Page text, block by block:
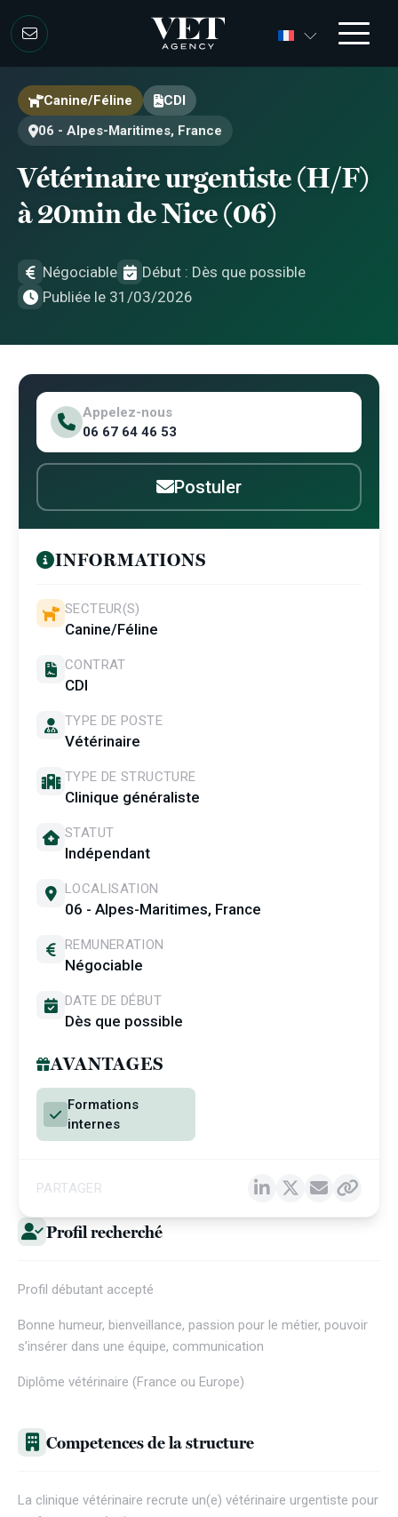
Canine/Féline
CDI
06 - Alpes-Maritimes, France
Vétérinaire urgentiste (H/F)
à 20min de Nice (06)
Négociable
Début : Dès que possible
Publiée le 31/03/2026
Profil recherché
Profil débutant accepté
Bonne humeur, bienveillance, passion pour le métier, pouvoir
s’insérer dans une équipe, communication
Diplôme vétérinaire (France ou Europe)
Competences de la structure
La clinique vétérinaire recrute un(e) vétérinaire urgentiste pour
Appelez-nous
06 67 64 46 53
Postuler
INFORMATIONS
SECTEUR(S)
Canine/Féline
CONTRAT
CDI
TYPE DE POSTE
Vétérinaire
TYPE DE STRUCTURE
Clinique généraliste
STATUT
Indépendant
LOCALISATION
06 - Alpes-Maritimes, France
REMUNERATION
Négociable
DATE DE DÉBUT
Dès que possible
AVANTAGES
Formations
internes
PARTAGER